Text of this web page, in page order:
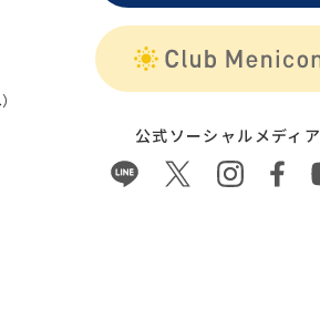
公式ソーシャルメディア